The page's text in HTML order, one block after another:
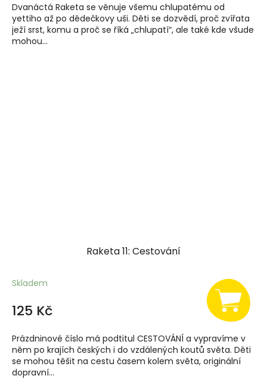
Dvanáctá Raketa se věnuje všemu chlupatému od
yettiho až po dědečkovy uši. Děti se dozvědí, proč zvířata
ježí srst, komu a proč se říká „chlupatí“, ale také kde všude
mohou...
Raketa 11: Cestování
Skladem
125 Kč
Prázdninové číslo má podtitul CESTOVÁNÍ a vypravíme v
něm po krajích českých i do vzdálených koutů světa. Děti
se mohou těšit na cestu časem kolem světa, originální
dopravní...